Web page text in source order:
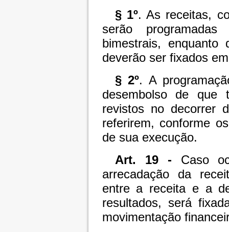
§ 1º. As receitas,
serão
bimestrais, enquanto
deverão ser fixados
§ 2º. A
desembolso de que
revistos no decorrer
referirem, conforme
de sua execução.
Art. 19 - Caso
arrecadação da
entre a receita e a
resultados, será
movimentação